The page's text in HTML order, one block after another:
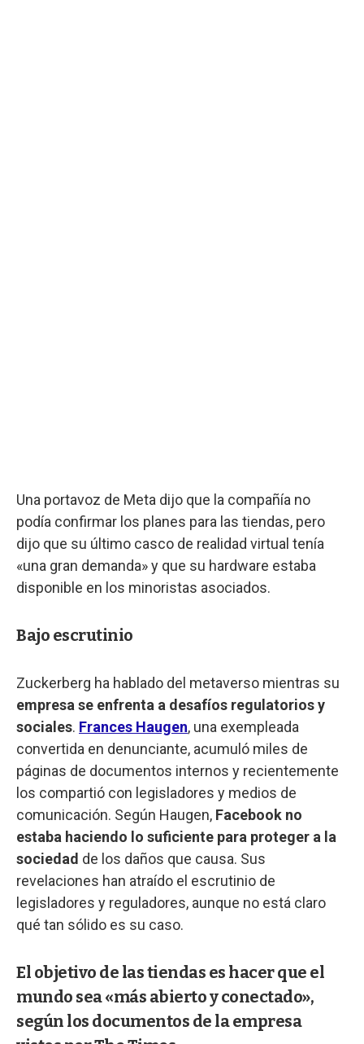
Una portavoz de Meta dijo que la compañía no
podía confirmar los planes para las tiendas, pero
dijo que su último casco de realidad virtual tenía
«una gran demanda» y que su hardware estaba
disponible en los minoristas asociados.
Bajo escrutinio
Zuckerberg ha hablado del metaverso mientras su
empresa se enfrenta a desafíos regulatorios y
sociales. Frances Haugen, una exempleada
convertida en denunciante, acumuló miles de
páginas de documentos internos y recientemente
los compartió con legisladores y medios de
comunicación. Según Haugen, Facebook no
estaba haciendo lo suficiente para proteger a la
sociedad de los daños que causa. Sus
revelaciones han atraído el escrutinio de
legisladores y reguladores, aunque no está claro
qué tan sólido es su caso.
El objetivo de las tiendas es hacer que el
mundo sea «más abierto y conectado»,
según los documentos de la empresa